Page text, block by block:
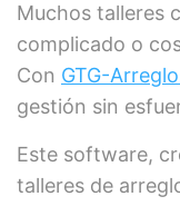
Muchos talleres
complicado o
Con GTG-
gestión sin
Este software,
talleres de